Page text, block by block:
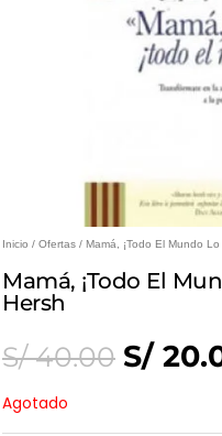
Inicio / Ofertas / Mamá, ¡Todo El Mundo
Mamá, ¡Todo El
Hersh
S/40.00 S/
Agotado